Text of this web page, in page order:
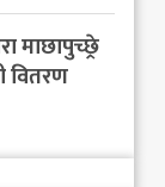
माछापुच्छ्रे
वितरण